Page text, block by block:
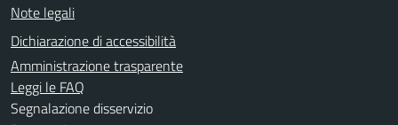
Note legali
Dichiarazione di accessibilità
Amministrazione trasparente
Leggi le FAQ
Segnalazione disservizio